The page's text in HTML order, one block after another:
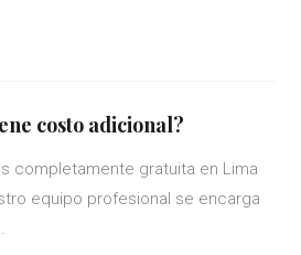
costo adicional?
completamente gratuita en Lima
equipo profesional se encarga